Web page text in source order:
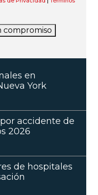
compromiso
en
York
accidente de
2026
de hospitales